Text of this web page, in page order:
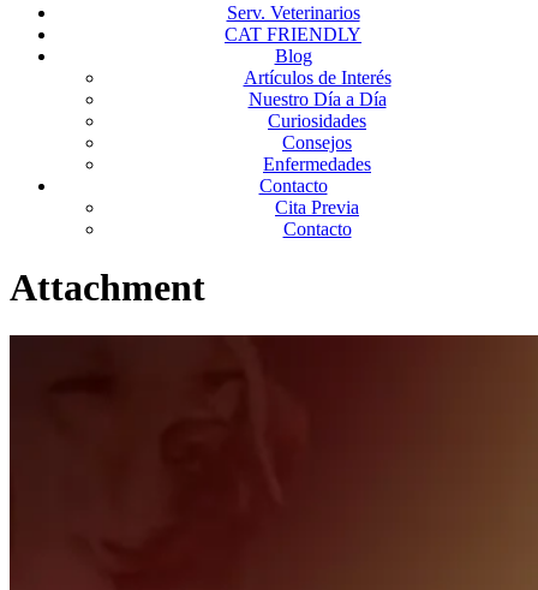
Serv. Veterinarios
CAT FRIENDLY
Blog
Artículos de Interés
Nuestro Día a Día
Curiosidades
Consejos
Enfermedades
Contacto
Cita Previa
Contacto
Attachment